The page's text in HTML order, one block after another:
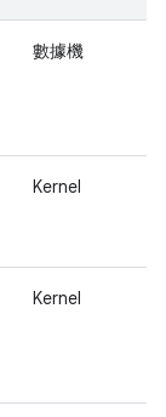
數據機
Kernel
Kernel